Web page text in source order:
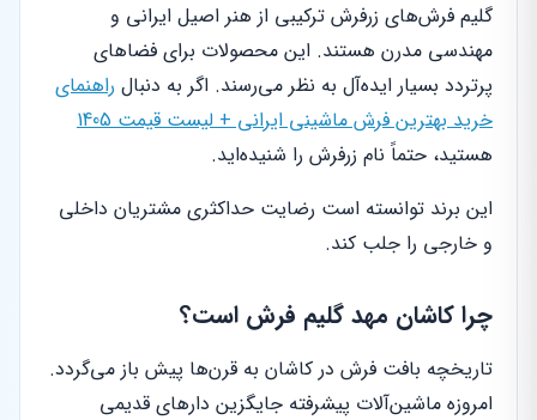
گلیم فرش‌های زرفرش ترکیبی از هنر اصیل ایرانی و
مهندسی مدرن هستند. این محصولات برای فضاهای
پرتردد بسیار ایده‌آل به نظر می‌رسند. اگر به دنبال راهنمای
خرید بهترین فرش ماشینی ایرانی + لیست قیمت 1405
هستید، حتماً نام زرفرش را شنیده‌اید.
این برند توانسته است رضایت حداکثری مشتریان داخلی
و خارجی را جلب کند.
چرا کاشان مهد گلیم فرش است؟
تاریخچه بافت فرش در کاشان به قرن‌ها پیش باز می‌گردد.
امروزه ماشین‌آلات پیشرفته جایگزین دارهای قدیمی